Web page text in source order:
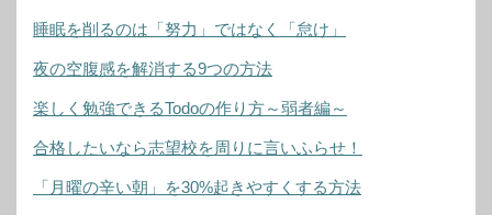
睡眠を削るのは「努力」ではなく「怠け」
夜の空腹感を解消する9つの方法
楽しく勉強できるTodoの作り方～弱者編～
合格したいなら志望校を周りに言いふらせ！
「月曜の辛い朝」を30%起きやすくする方法